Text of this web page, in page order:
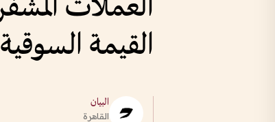
القيمة السوقية
البيان
القاهرة